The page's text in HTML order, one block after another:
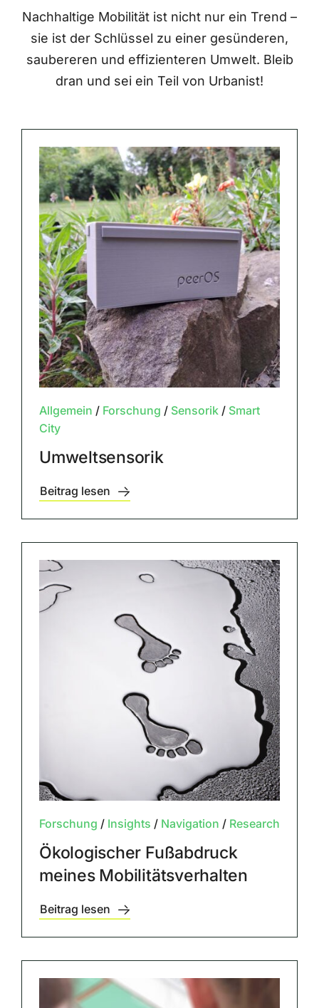
Nachhaltige Mobilität ist nicht nur ein Trend –
sie ist der Schlüssel zu einer gesünderen,
saubereren und effizienteren Umwelt. Bleib
dran und sei ein Teil von Urbanist!
Allgemein / Forschung / Sensorik/ Smart
City
Umweltsensorik
Beitrag lesen
Forschung / Insights / Navigation / Research
Ökologischer Fußabdruck
meines Mobilitätsverhalten
Beitrag lesen